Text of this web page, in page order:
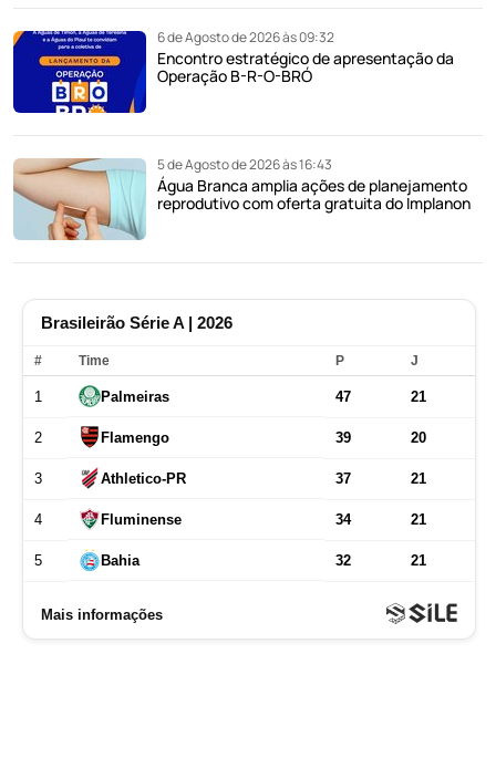
6 de Agosto de 2026 às 09:32
Encontro estratégico de apresentação da
Operação B-R-O-BRÓ
5 de Agosto de 2026 às 16:43
Água Branca amplia ações de planejamento
reprodutivo com oferta gratuita do Implanon